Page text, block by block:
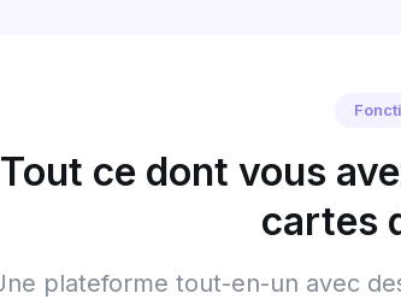
Tout ce dont vous
cartes
plateforme tout-en-un avec